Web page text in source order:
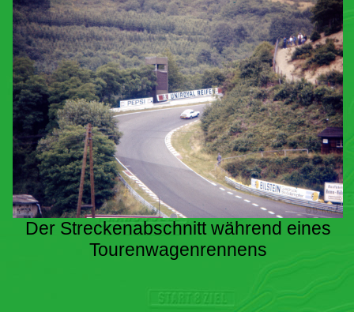
Der Streckenabschnitt während eines
Tourenwagenrennens